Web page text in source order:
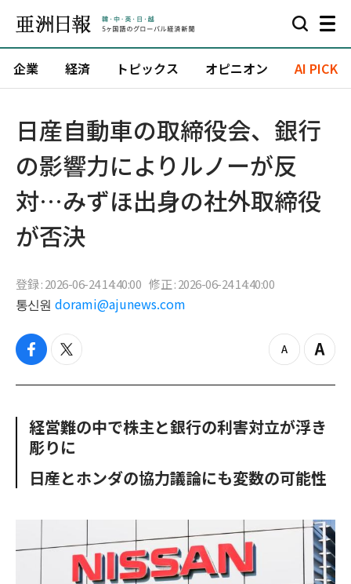
企業 経済 トピックス オピニオン AI PICK
日産自動車の取締役会、銀行
の影響力によりルノーが反
対…みずほ出身の社外取締役
が否決
登録 : 2026-06-24 14:40:00 修正 : 2026-06-24 14:40:00
통신원 dorami@ajunews.com
f
c
o
o
k
t
i
e
r
z
o
u
Z
o
n
経営難の中で株主と銀行の利害対立が浮き
彫りに
日産とホンダの協力議論にも変数の可能性